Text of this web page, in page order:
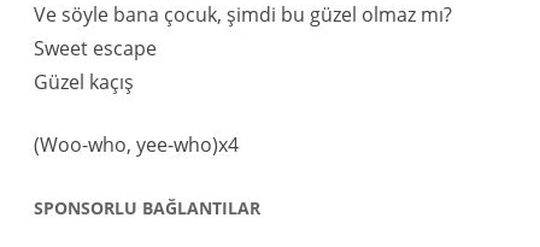
Ve söyle bana çocuk, şimdi bu güzel olmaz mı?
Sweet escape
Güzel kaçış
(Woo-who, yee-who)x4
SPONSORLU BAĞLANTILAR